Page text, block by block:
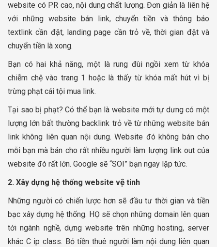
website có PR cao, nội dung chất lượng. Đơn giản là liên hệ
với những website bán link, chuyển tiền và thông báo
textlink cần đặt, landing page cần trỏ về, thời gian đặt và
chuyển tiền là xong.
Bạn có hai khả năng, một là rung đùi ngồi xem từ khóa
chiễm chệ vào trang 1 hoặc là thấy từ khóa mất hút vì bị
trừng phạt cái tội mua link.
Tại sao bị phạt? Có thể bạn là website mới tự dưng có một
lượng lớn bất thường backlink trỏ về từ những website bán
link không liên quan nội dung. Website đó không bán cho
mỗi bạn mà bán cho rất nhiều người làm lượng link out của
website đó rất lớn. Google sẽ “SOI” bạn ngay lập tức.
2. Xây dựng hệ thống website vệ tinh
Những người có chiến lược hơn sẽ đầu tư thời gian và tiền
bạc xây dựng hệ thống. HỌ sẽ chọn những domain lên quan
tới ngành nghề, dựng website trên những hosting, server
khác C ip class. Bỏ tiền thuê người làm nội dung liên quan